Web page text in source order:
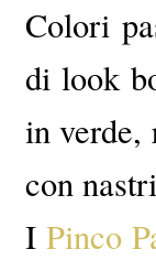
Colori
di look
in verde,
con
IPinco